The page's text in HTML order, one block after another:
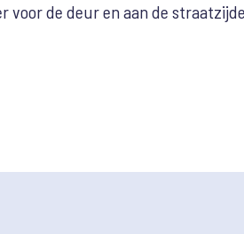
voor de deur en aan de